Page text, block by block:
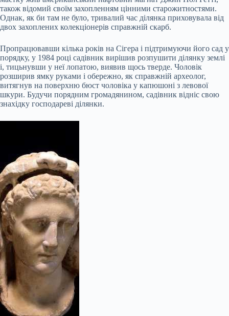
також відомий своїм захопленням цінними старожитностями.
Однак, як би там не було, тривалий час ділянка приховувала від
двох захоплених колекціонерів справжній скарб.
Пропрацювавши кілька років на Сігера і підтримуючи його сад у
порядку, у 1984 році садівник вирішив розпушити ділянку землі
і, тицьнувши у неї лопатою, виявив щось тверде. Чоловік
розширив ямку руками і обережно, як справжній археолог,
витягнув на поверхню бюст чоловіка у капюшоні з левової
шкури. Будучи порядним громадянином, садівник відніс свою
знахідку господареві ділянки.